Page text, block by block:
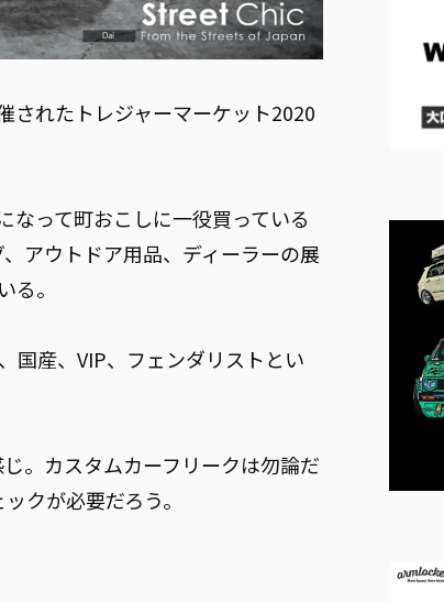
されたトレジャーマーケット2020
なって町おこしに一役買っている
アウトドア用品、ディーラーの展
。
国産、VIP、フェンダリストとい
。カスタムカーフリークは勿論だ
クが必要だろう。